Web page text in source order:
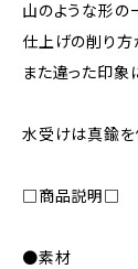
山のような形の
仕上げの削り方
また違った印象
水受けは真鍮を
□商品説明□
●素材